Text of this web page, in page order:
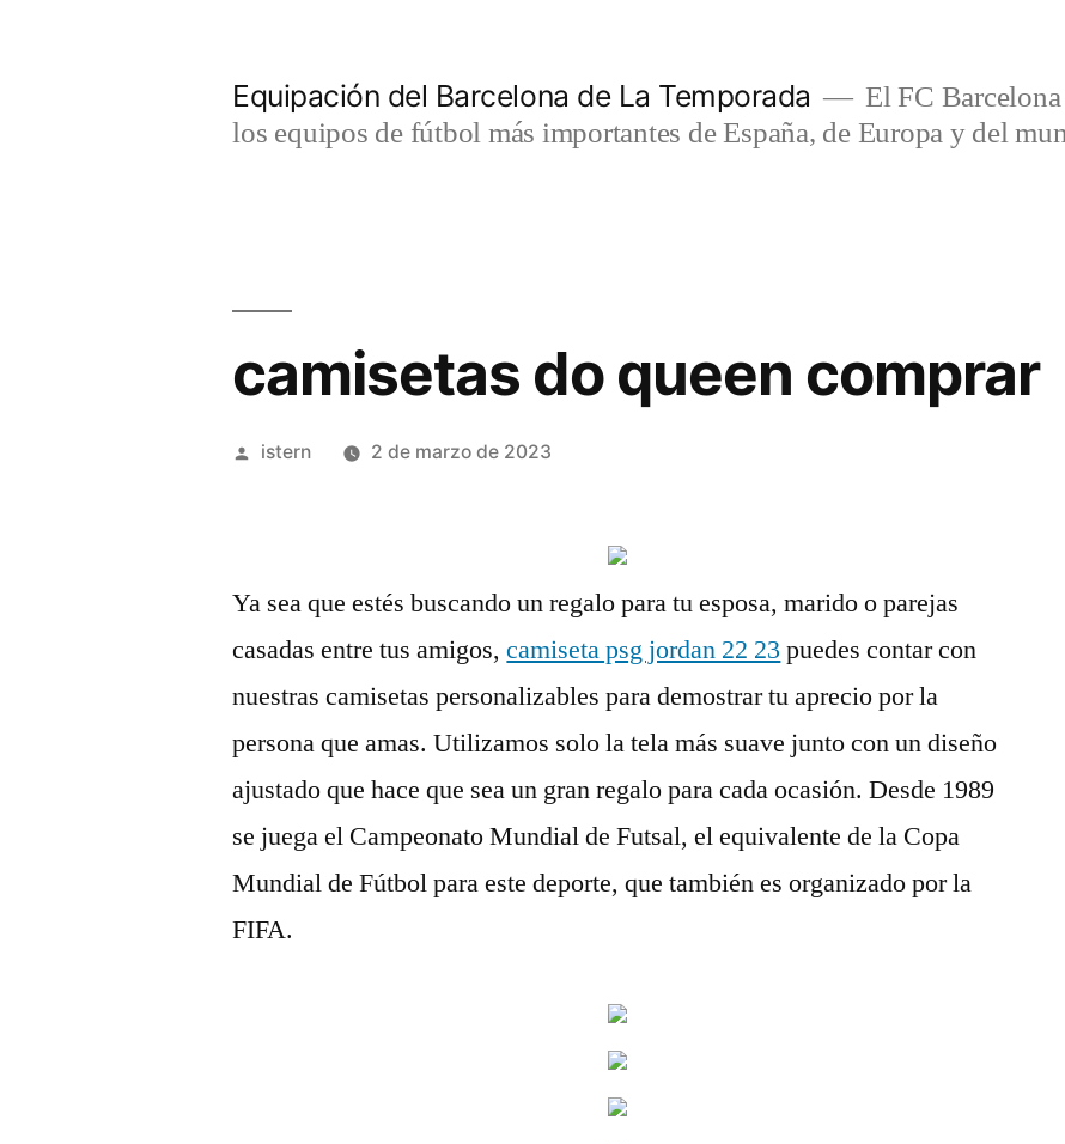
Equipación del Barcelona de La Temporada
El FC Barcelona
los equipos de fútbol más importantes de España, de Europa y del
camisetas do queen comprar
Publicado
istern 2 de marzo de 2023
Ya sea que estés buscando un regalo para tu esposa, marido o parejas
casadas entre tus amigos,camiseta psg jordan 22 23 puedes contar con
nuestras camisetas personalizables para demostrar tu aprecio por la
persona que amas. Utilizamos solo la tela más suave junto con un diseño
ajustado que hace que sea un gran regalo para cada ocasión. Desde 1989
se juega el Campeonato Mundial de Futsal, el equivalente de la Copa
Mundial de Fútbol para este deporte, que también es organizado por la
FIFA.